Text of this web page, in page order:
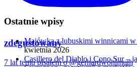
zdegustowany
7 lat temu pisałem o @gerhardwohlmuth
Ostatnie wpisy
Majówka z lubuskimi winnicami
kwietnia 2026
Casillero del Diablo i Cono Sur –